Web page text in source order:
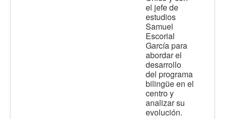
el jefe de
estudios
Samuel
Escorial
García para
abordar el
desarrollo
del programa
bilingüe en el
centro y
analizar su
evolución.